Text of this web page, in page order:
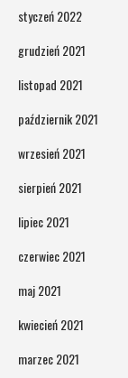
styczeń 2022
grudzień 2021
listopad 2021
październik 2021
wrzesień 2021
sierpień 2021
lipiec 2021
czerwiec 2021
maj 2021
kwiecień 2021
marzec 2021